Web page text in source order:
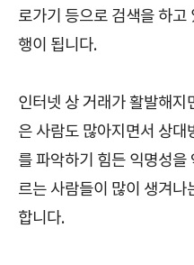
로가기 등으로 검색을 하고
행이 됩니다.
인터넷 상 거래가 활발해지
은 사람도 많아지면서 상
를 파악하기 힘든 익명성을
르는 사람들이 많이 생겨
합니다.